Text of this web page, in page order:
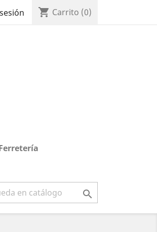
shopping_cart Carrito (0)
